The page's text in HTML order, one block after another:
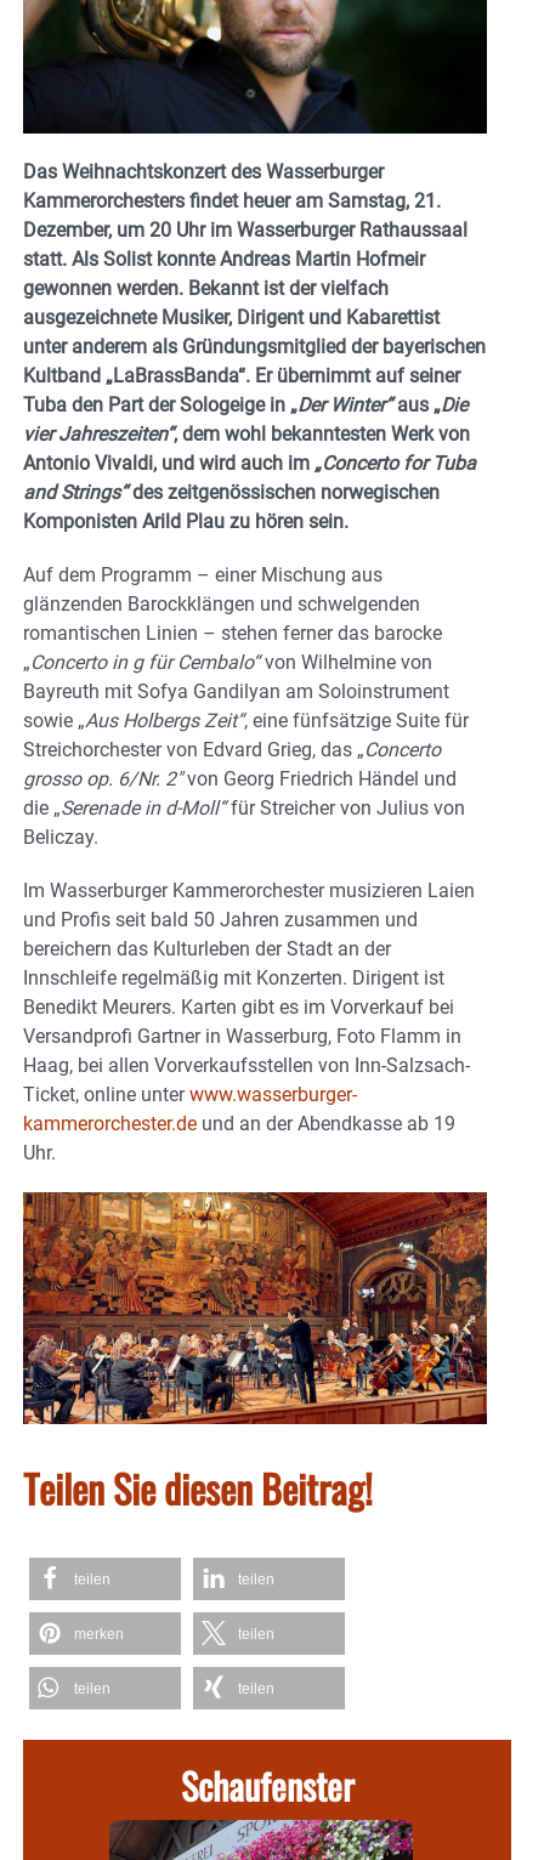
Das Weihnachtskonzert des Wasserburger
Kammerorchesters findet heuer am Samstag, 21.
Dezember, um 20 Uhr im Wasserburger Rathaussaal
statt. Als Solist konnte Andreas Martin Hofmeir
gewonnen werden. Bekannt ist der vielfach
ausgezeichnete Musiker, Dirigent und Kabarettist
unter anderem als Gründungsmitglied der bayerischen
Kultband „LaBrassBanda“. Er übernimmt auf seiner
Tuba den Part der Sologeige in „Der Winter“aus „Die
vier Jahreszeiten“, dem wohl bekanntesten Werk von
Antonio Vivaldi, und wird auch im „Concerto for Tuba
and Strings“des zeitgenössischen norwegischen
Komponisten Arild Plau zu hören sein.
Auf dem Programm – einer Mischung aus
glänzenden Barockklängen und schwelgenden
romantischen Linien – stehen ferner das barocke
„Concerto in g für Cembalo“von Wilhelmine von
Bayreuth mit Sofya Gandilyan am Soloinstrument
sowie „Aus Holbergs Zeit“, eine fünfsätzige Suite für
Streichorchester von Edvard Grieg, das „Concerto
grosso op. 6/Nr. 2″von Georg Friedrich Händel und
die „Serenade in d-Moll“für Streicher von Julius von
Beliczay.
Im Wasserburger Kammerorchester musizieren Laien
und Profis seit bald 50 Jahren zusammen und
bereichern das Kulturleben der Stadt an der
Innschleife regelmäßig mit Konzerten. Dirigent ist
Benedikt Meurers. Karten gibt es im Vorverkauf bei
Versandprofi Gartner in Wasserburg, Foto Flamm in
Haag, bei allen Vorverkaufsstellen von Inn-Salzsach-
Ticket, online unterwww.wasserburger-
kammerorchester.de und an der Abendkasse ab 19
Uhr.
Teilen Sie diesen Beitrag!
teilen teilen
merken teilen
teilen teilen
Schaufenster